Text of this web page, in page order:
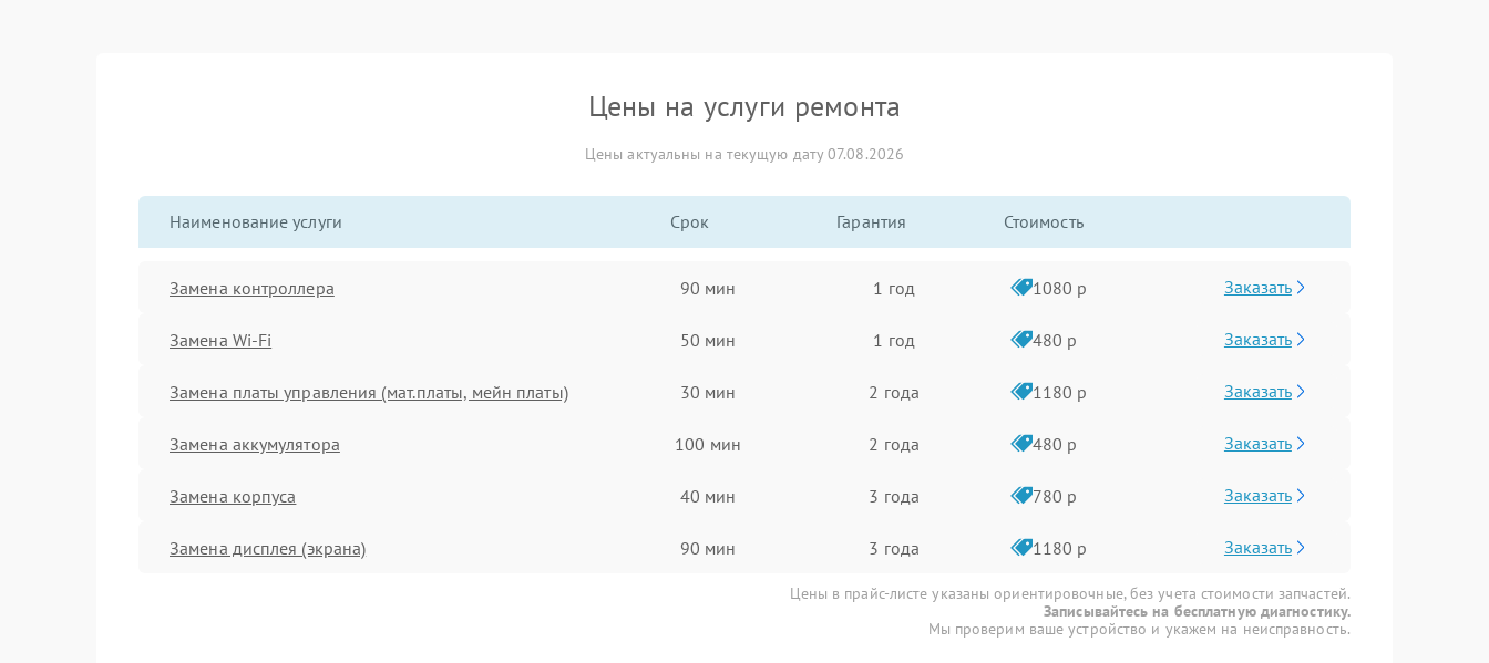
Цены на услуги ремонта
Цены актуальны на текущую дату 07.08.2026
Наименование услуги Срок Гарантия Стоимость
Замена контроллера 90 мин 1 год 1080 р Заказать
Замена Wi-Fi 50 мин 1 год 480 р Заказать
Замена платы управления (мат.платы, мейн платы) 30 мин 2 года 1180 р Заказать
Замена аккумулятора 100 мин 2 года 480 р Заказать
Замена корпуса 40 мин 3 года 780 р Заказать
Замена дисплея (экрана) 90 мин 3 года 1180 р Заказать
Цены в прайс-листе указаны ориентировочные, без учета стоимости запчастей.
Записывайтесь на бесплатную диагностику.
Мы проверим ваше устройство и укажем на неисправность.